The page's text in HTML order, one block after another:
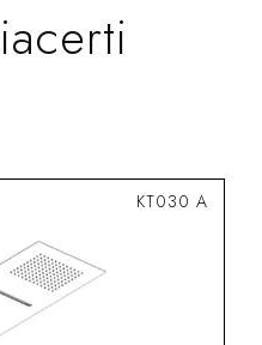
KT030 A